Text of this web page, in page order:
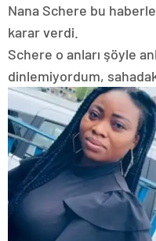
Nana Schere bu
karar verdi.
Schere o anları şöyle
dinlemiyordum,